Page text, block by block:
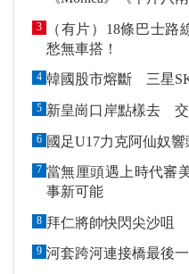
3
（有片）18條巴士
愁無車搭！
4 韓國股市熔斷 三星
5 新皇崗口岸點樣去 交
6 國足U17力克阿仙奴響
7 當無厘頭遇上時代審美觀 《功夫女足》探索
事新可能
8 拜仁將帥快閃尖沙咀
9